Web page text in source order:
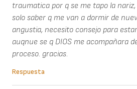
traumatica por q se me tapo la
solo saber q me van a dormir de
angustia, necesito consejo para
auqnue se q DIOS me acompañara
proceso. gracias.
Respuesta